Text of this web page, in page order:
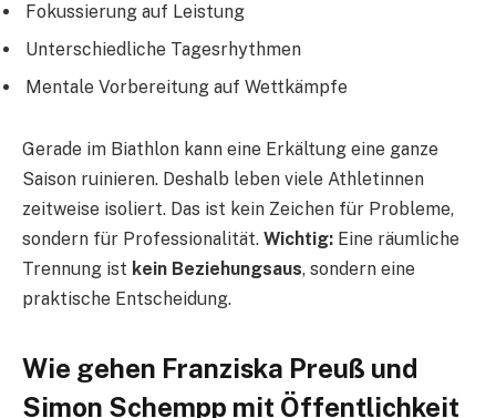
Fokussierung auf Leistung
Unterschiedliche Tagesrhythmen
Mentale Vorbereitung auf Wettkämpfe
Gerade im Biathlon kann eine Erkältung eine ganze
Saison ruinieren. Deshalb leben viele Athletinnen
zeitweise isoliert. Das ist kein Zeichen für Probleme,
sondern für Professionalität. Wichtig: Eine räumliche
Trennung ist kein Beziehungsaus, sondern eine
praktische Entscheidung.
Wie gehen Franziska Preuß und
Simon Schempp mit Öffentlichkeit